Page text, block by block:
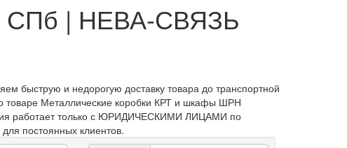
СПб | НЕВА-СВЯЗЬ
и недорогую доставку товара до транспортной
товаре Металлические коробки КРТ и шкафы ШРН
работает только с ЮРИДИЧЕСКИМИ ЛИЦАМИ по
постоянных клиентов.